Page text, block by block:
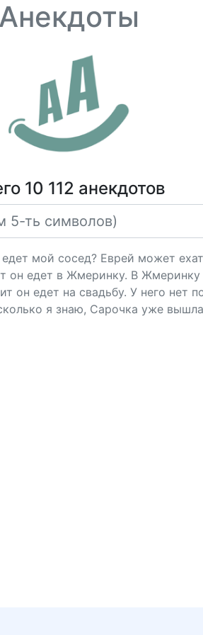
Анекдоты
10 112 анекдотов
мой сосед? Еврей может
он едет в Жмеринку. В
едет на свадьбу. У него нет
я знаю, Сарочка уже